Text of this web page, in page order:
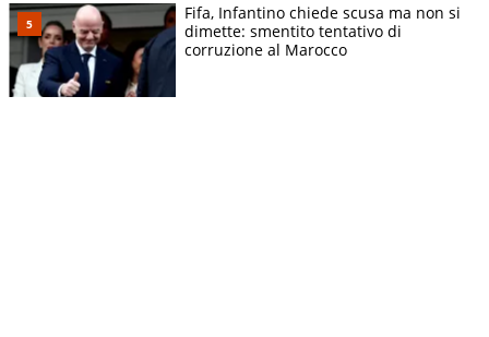
Fifa, Infantino chiede scusa ma non si
dimette: smentito tentativo di
corruzione al Marocco